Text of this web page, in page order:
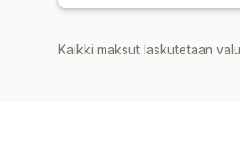
Kaikki maksut laskutetaan